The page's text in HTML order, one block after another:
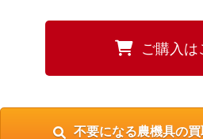
ご購入は
不要になる農機具の買